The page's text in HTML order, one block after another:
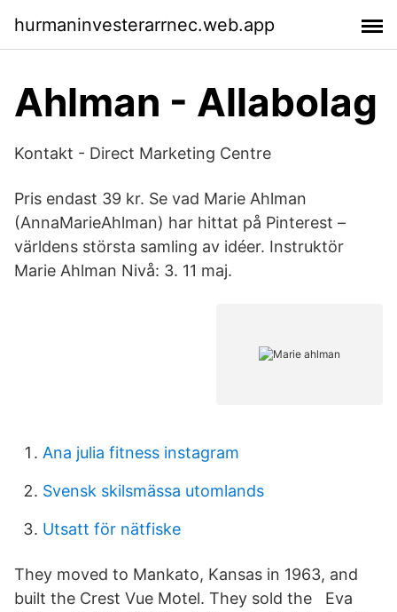
hurmaninvesterarrnec.web.app
Ahlman - Allabolag
Kontakt - Direct Marketing Centre
Pris endast 39 kr. Se vad Marie Ahlman
(AnnaMarieAhlman) har hittat på Pinterest –
världens största samling av idéer. Instruktör
Marie Ahlman Nivå: 3. 11 maj.
Ana julia fitness instagram
Svensk skilsmässa utomlands
Utsatt för nätfiske
They moved to Mankato, Kansas in 1963, and
built the Crest Vue Motel. They sold the Eva